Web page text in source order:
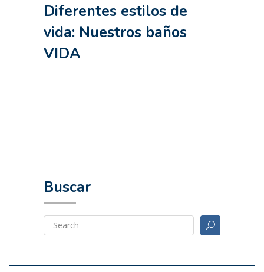
Diferentes estilos de
vida: Nuestros baños
VIDA
Buscar